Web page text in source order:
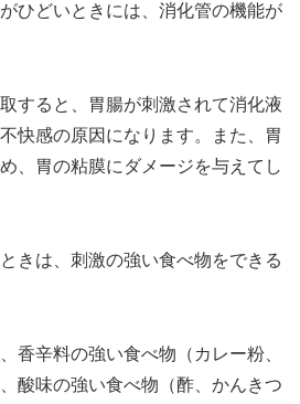
ひどいときには、消化管の機能が
すると、胃腸が刺激されて消化液
快感の原因になります。また、胃
、胃の粘膜にダメージを与えてし
きは、刺激の強い食べ物をできる
香辛料の強い食べ物（カレー粉、
酸味の強い食べ物（酢、かんきつ